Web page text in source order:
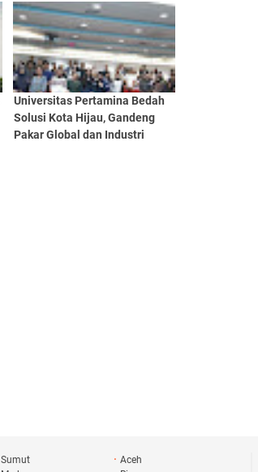
Universitas Pertamina Bedah
Solusi Kota Hijau, Gandeng
Pakar Global dan Industri
Sumut
Aceh